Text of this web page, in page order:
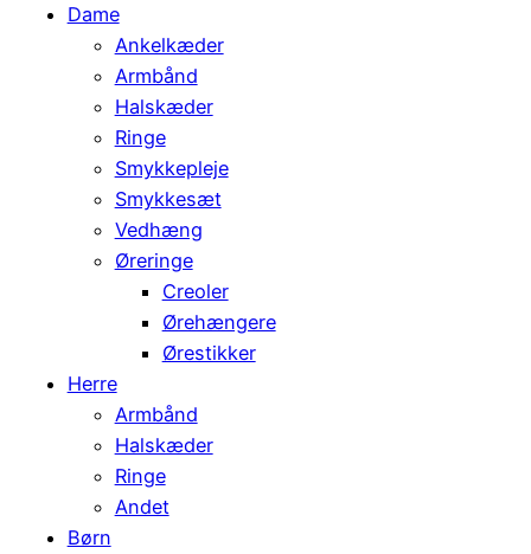
Dame
Ankelkæder
Armbånd
Halskæder
Ringe
Smykkepleje
Smykkesæt
Vedhæng
Øreringe
Creoler
Ørehængere
Ørestikker
Herre
Armbånd
Halskæder
Ringe
Andet
Børn